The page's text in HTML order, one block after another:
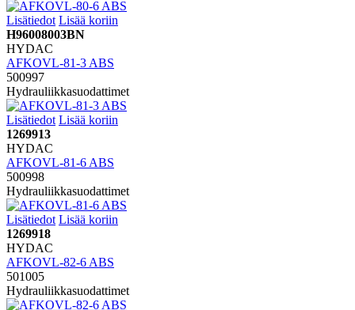
Lisätiedot Lisää koriin
H96008003BN
HYDAC
AFKOVL-81-3 ABS
500997
Hydrauliikkasuodattimet
Lisätiedot Lisää koriin
1269913
HYDAC
AFKOVL-81-6 ABS
500998
Hydrauliikkasuodattimet
Lisätiedot Lisää koriin
1269918
HYDAC
AFKOVL-82-6 ABS
501005
Hydrauliikkasuodattimet